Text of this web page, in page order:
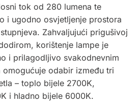
tok od 280 lumena te
i ugodno osvjetljenje prostora
Zahvaljujući prigušivoj
korištenje lampe je
i prilagodljivo svakodnevnim
omogućuje odabir između tri
– toplo bijele 2700K,
i hladno bijele 6000K.